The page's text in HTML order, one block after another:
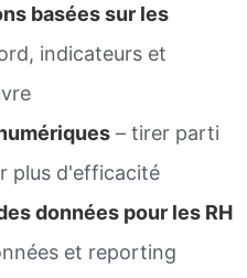
basées sur les
indicateurs et
– tirer parti
plus d'efficacité
données pour les RH
et reporting